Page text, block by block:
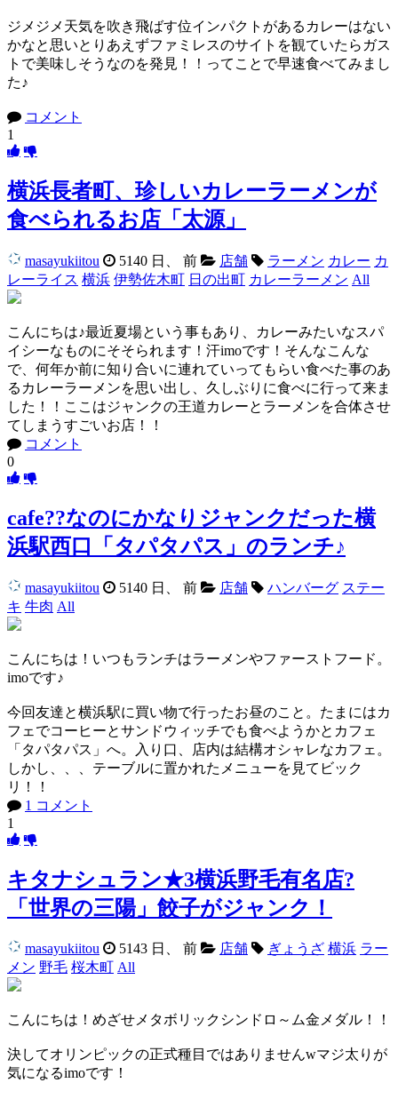
ジメジメ天気を吹き飛ばす位インパクトがあるカレーはない
かなと思いとりあえずファミレスのサイトを観ていたらガス
トで美味しそうなのを発見！！ってことで早速食べてみまし
た♪
コメント
1
横浜長者町、珍しいカレーラーメンが
食べられるお店「太源」
masayukiitou 5140 日、 前 店舗 ラーメン カレー カ
レーライス 横浜 伊勢佐木町 日の出町 カレーラーメン All
こんにちは♪最近夏場という事もあり、カレーみたいなスパ
イシーなものにそそられます！汗imoです！そんなこんな
で、何年か前に知り合いに連れていってもらい食べた事のあ
るカレーラーメンを思い出し、久しぶりに食べに行って来ま
した！！ここはジャンクの王道カレーとラーメンを合体させ
てしまうすごいお店！！
コメント
0
cafe??なのにかなりジャンクだった横
浜駅西口「タパタパス」のランチ♪
masayukiitou 5140 日、 前 店舗 ハンバーグ ステー
キ 牛肉 All
こんにちは！いつもランチはラーメンやファーストフード。
imoです♪
今回友達と横浜駅に買い物で行ったお昼のこと。たまにはカ
フェでコーヒーとサンドウィッチでも食べようかとカフェ
「タパタパス」へ。入り口、店内は結構オシャレなカフェ。
しかし、、、テーブルに置かれたメニューを見てビック
リ！！
1 コメント
1
キタナシュラン★3横浜野毛有名店?
「世界の三陽」餃子がジャンク！
masayukiitou 5143 日、 前 店舗 ぎょうざ 横浜 ラー
メン 野毛 桜木町 All
こんにちは！めざせメタボリックシンドロ～ム金メダル！！
決してオリンピックの正式種目ではありませんwマジ太りが
気になるimoです！